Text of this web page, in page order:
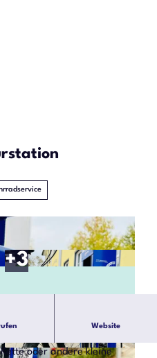
© KurT Bad Nenndorf |CC0
Website
Bad Nenndorf
oder andere kleine